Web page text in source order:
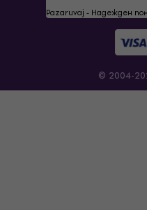
Pazaruvaj - Надежден
© 2004-